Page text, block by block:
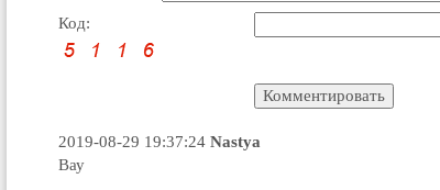
Код:
2019-08-29 19:37:24 Nastya
Вау